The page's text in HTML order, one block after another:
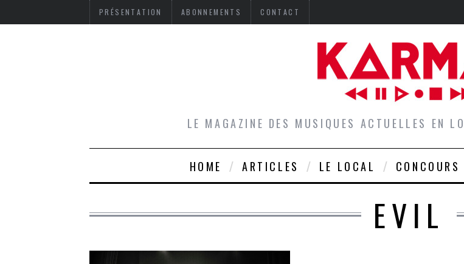
PRÉSENTATION ABONNEMENTS CONTACT
LE MAGAZINE DES MUSIQUES ACTUELLES EN
HOME ARTICLES LE LOCAL CONCOURS
EVIL